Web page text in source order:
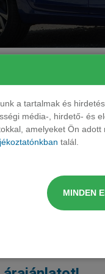
a tartalmak és
média-, hirdető- és
amelyeket Ön
talál.
MINDEN
1.3 TCe Equilibre EDC
1.5 Blue dCi Equilibre
1.3 TCe Techno EDC
1.5 Blue dCi Techno